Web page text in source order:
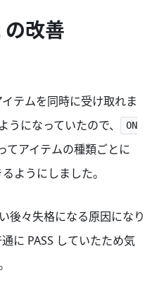
改善
テムを同時に受け取れま
うになっていたので、
ON
てアイテムの種類ごとに
ようにしました。
後々失格になる原因になり
に PASS していたため気